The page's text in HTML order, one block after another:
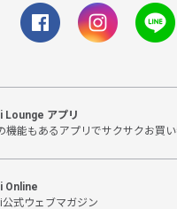
Lounge アプリ
機能もあるアプリでサクサクお買
Online
式ウェブマガジン